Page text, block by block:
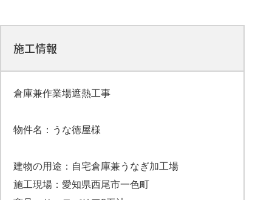
施工情報
倉庫兼作業場遮熱工事
物件名：うな徳屋様
建物の用途：自宅倉庫兼うなぎ加工場
施工現場：愛知県西尾市一色町